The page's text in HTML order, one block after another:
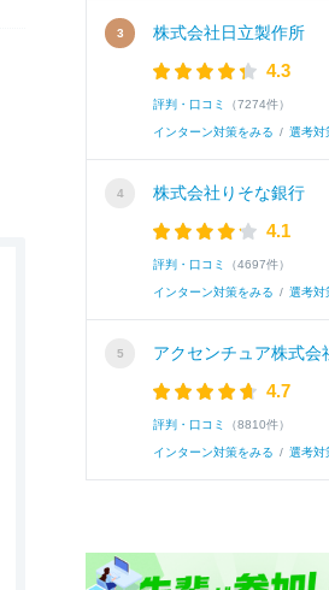
株式会社日立製作所
4.3
評判・口コミ （7274件）
インターン対策をみる / 選考対
株式会社りそな銀行
4.1
評判・口コミ （4697件）
インターン対策をみる / 選考対
アクセンチュア株式会
4.7
評判・口コミ （8810件）
インターン対策をみる / 選考対